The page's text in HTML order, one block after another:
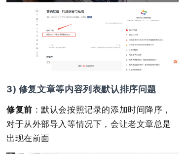
3) 修复文章等内容列表默认排序问题
修复前 ：默认会按照记录的添加时间降序，
对于从外部导入等情况下，会让老文章总是
出现在前面